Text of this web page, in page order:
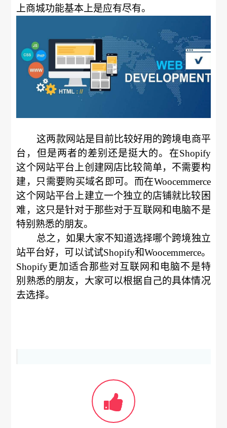
上商城功能基本上是应有尽有。
这两款网站是目前比较好用的跨境电商平
台，但是两者的差别还是挺大的。在Shopify
这个网站平台上创建网店比较简单，不需要构
建，只需要购买域名即可。而在Woocemmerce
这个网站平台上建立一个独立的店铺就比较困
难，这只是针对于那些对于互联网和电脑不是
特别熟悉的朋友。
总之，如果大家不知道选择哪个跨境独立
站平台好，可以试试Shopify和Woocemmerce。
Shopify更加适合那些对互联网和电脑不是特
别熟悉的朋友，大家可以根据自己的具体情况
去选择。